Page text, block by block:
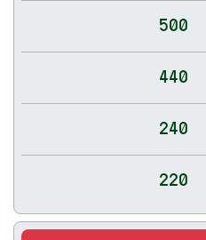
500
440
240
220